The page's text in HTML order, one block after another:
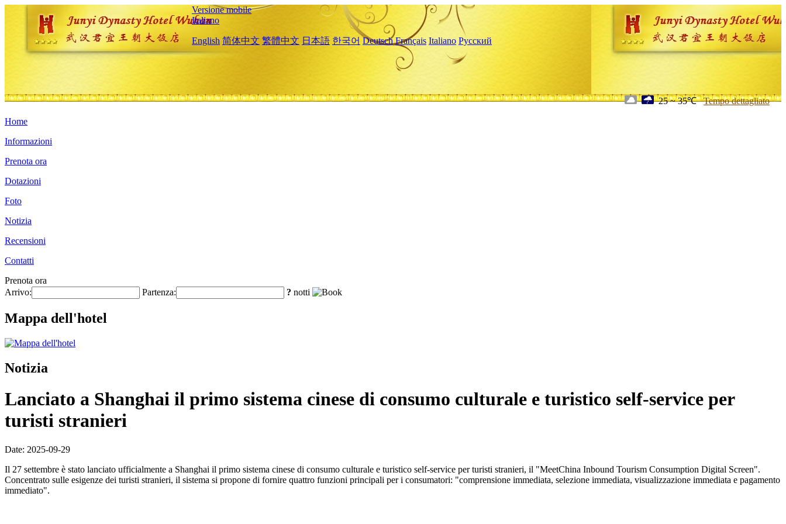
Versione mobile
Italiano
English 简体中文 繁體中文 日本語 한국어 Deutsch Français Italiano Русский
25 ~ 35℃ Tempo dettagliato
Home
Informazioni
Prenota ora
Dotazioni
Foto
Notizia
Recensioni
Contatti
Prenota ora
Arrivo:
Partenza: ? notti
Mappa dell'hotel
Notizia
Lanciato a Shanghai il primo sistema cinese di consumo culturale e turistico self-service per
turisti stranieri
Date: 2025-09-29
Il 27 settembre è stato lanciato ufficialmente a Shanghai il primo sistema cinese di consumo culturale e turistico self-service per turisti stranieri, il "MeetChina Inbound Tourism Consumption Digital Screen".
Concentrato sulle esigenze dei turisti stranieri, il sistema si propone di fornire quattro funzioni principali per i consumatori: "comprensione immediata, selezione immediata, visualizzazione immediata e pagamento
immediato".